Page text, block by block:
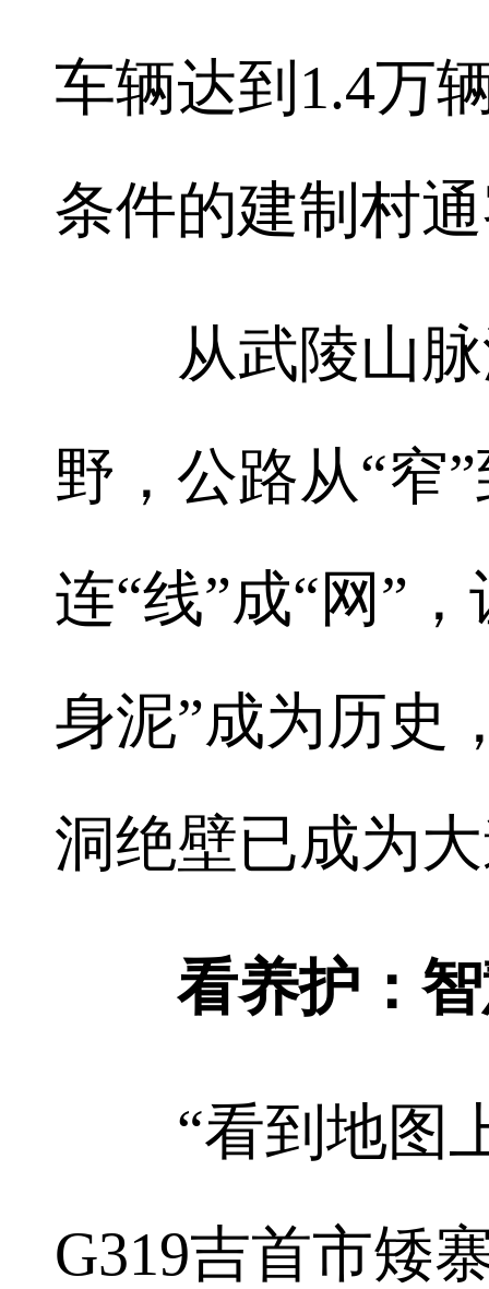
车辆达到1.4万
条件的建制村
从武陵山脉
野，公路从“窄
连“线”成“网”
身泥”成为历史
洞绝壁已成为
看养护：智
“看到地图上
G319吉首市矮